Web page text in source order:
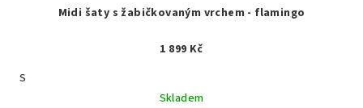
Midi šaty s žabičkovaným vrchem - flamingo
1 899 Kč
S
Skladem